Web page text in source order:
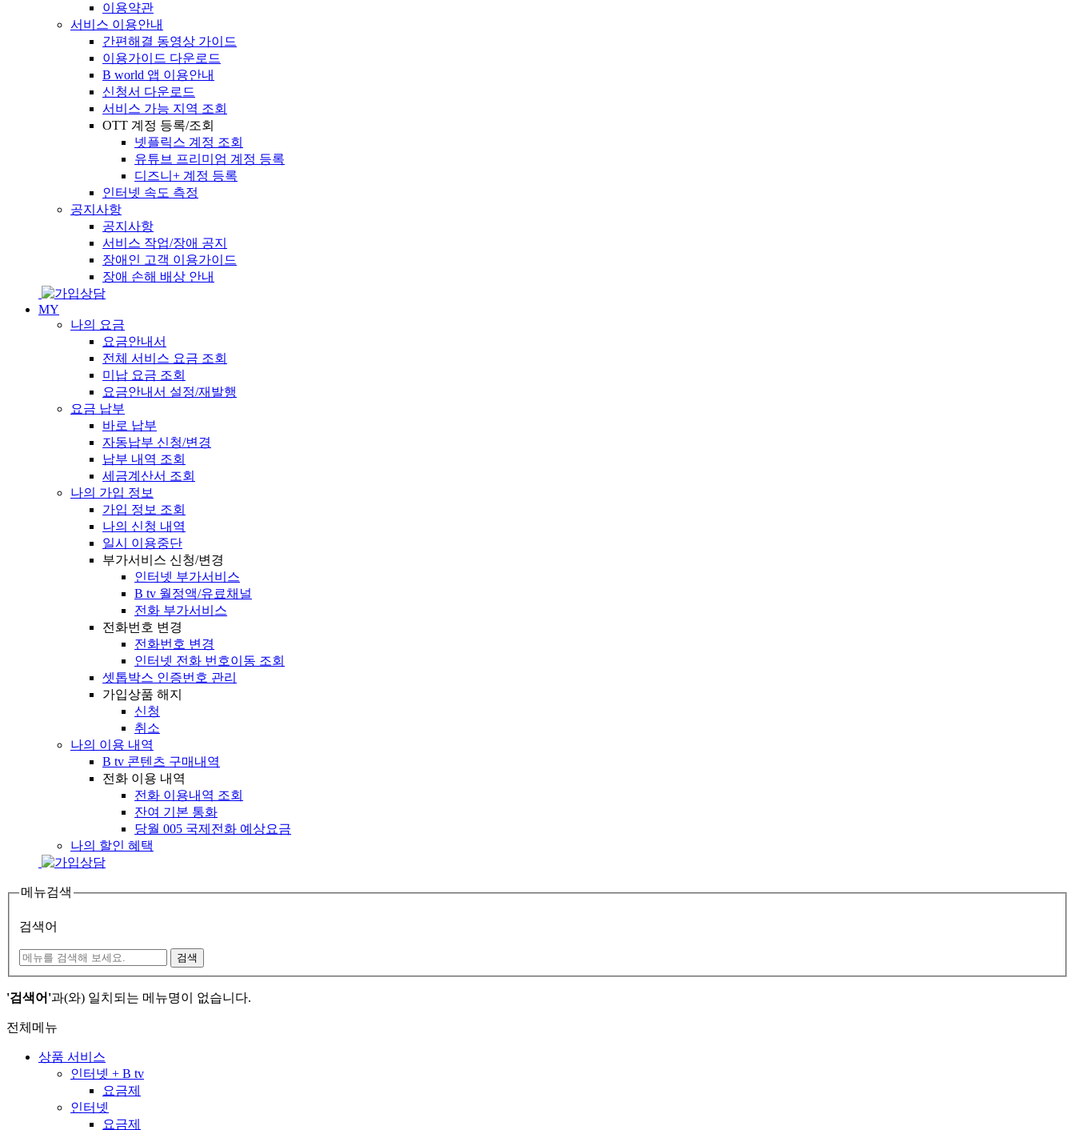
이용약관
서비스 이용안내
간편해결 동영상 가이드
이용가이드 다운로드
B world 앱 이용안내
신청서 다운로드
서비스 가능 지역 조회
OTT 계정 등록/조회
넷플릭스 계정 조회
유튜브 프리미엄 계정 등록
디즈니+ 계정 등록
인터넷 속도 측정
공지사항
공지사항
서비스 작업/장애 공지
장애인 고객 이용가이드
장애 손해 배상 안내
MY
나의 요금
요금안내서
전체 서비스 요금 조회
미납 요금 조회
요금안내서 설정/재발행
요금 납부
바로 납부
자동납부 신청/변경
납부 내역 조회
세금계산서 조회
나의 가입 정보
가입 정보 조회
나의 신청 내역
일시 이용중단
부가서비스 신청/변경
인터넷 부가서비스
B tv 월정액/유료채널
전화 부가서비스
전화번호 변경
전화번호 변경
인터넷 전화 번호이동 조회
셋톱박스 인증번호 관리
가입상품 해지
신청
취소
나의 이용 내역
B tv 콘텐츠 구매내역
전화 이용 내역
전화 이용내역 조회
잔여 기본 통화
당월 005 국제전화 예상요금
나의 할인 혜택
메뉴검색
검색어
검색
'검색어'과(와) 일치되는 메뉴명이 없습니다.
전체메뉴
상품 서비스
인터넷 + B tv
요금제
인터넷
요금제